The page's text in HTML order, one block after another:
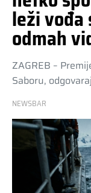
leži
odmah
ZAGREB –
Saboru,
NEWSBAR